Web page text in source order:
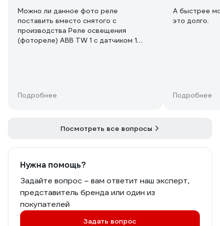
Можно ли данное фото реле
поставить вместо снятого с
производства Реле освещения
(фотореле) ABB TW 1 с датчиком 1
Подробнее
А быстрее
это долго.
Подробнее
Посмотреть все вопросы
Нужна помощь?
Задайте вопрос – вам ответит наш эксперт,
представитель бренда или один из
покупателей
Задать вопрос